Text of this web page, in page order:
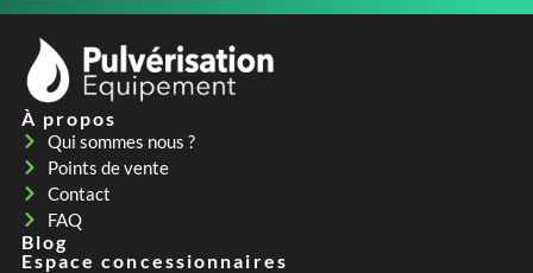
À propos
Qui sommes nous ?
Points de vente
Contact
FAQ
Blog
Espace concessionnaires